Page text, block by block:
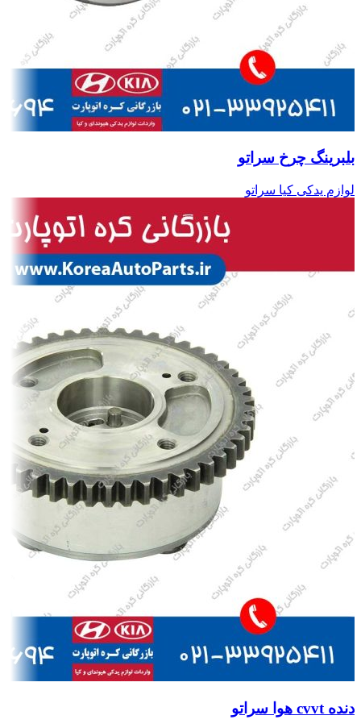
بلبرینگ چرخ سراتو
لوازم یدکی کیا سراتو
دنده cvvt هوا سراتو